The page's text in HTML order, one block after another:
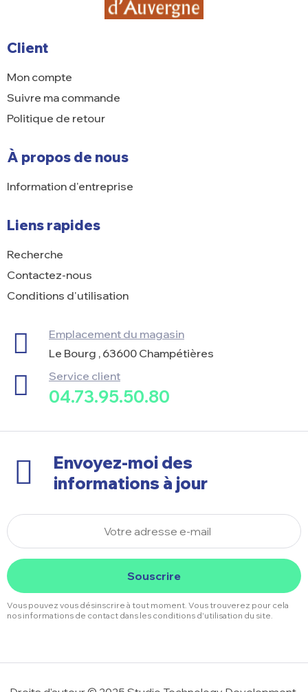
Client
Mon compte
Suivre ma commande
Politique de retour
À propos de nous
Information d'entreprise
Liens rapides
Recherche
Contactez-nous
Conditions d'utilisation
Emplacement du magasin
Le Bourg , 63600 Champétières
Service client
04.73.95.50.80
Envoyez-moi des
informations à jour
Souscrire
Vous pouvez vous désinscrire à tout moment. Vous trouverez pour cela
nos informations de contact dans les conditions d'utilisation du site.